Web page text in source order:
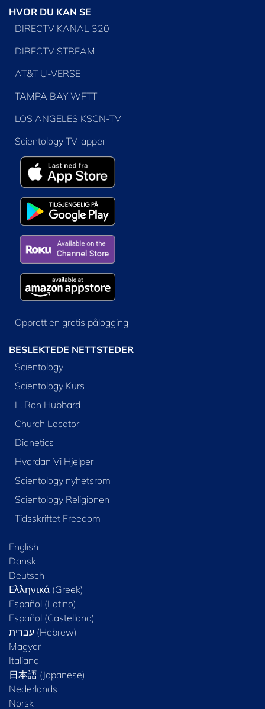
HVOR DU KAN SE
DIRECTV KANAL 320
DIRECTV STREAM
AT&T U-VERSE
TAMPA BAY WFTT
LOS ANGELES KSCN-TV
Scientology TV-apper
Opprett en gratis pålogging
BESLEKTEDE NETTSTEDER
Scientology
Scientology Kurs
L. Ron Hubbard
Church Locator
Dianetics
Hvordan Vi Hjelper
Scientology nyhetsrom
Scientology Religionen
Tidsskriftet Freedom
English
Dansk
Deutsch
Ελληνικά (Greek)
Español (Latino)
Español (Castellano)
Magyar
Italiano
日本語 (Japanese)
Nederlands
Norsk